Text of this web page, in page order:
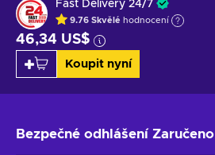
Fast Delivery 24/7
9.76 Skvělé hodnocení
46,34 US$
Koupit nyní
Bezpečné odhlášení Zaručeno